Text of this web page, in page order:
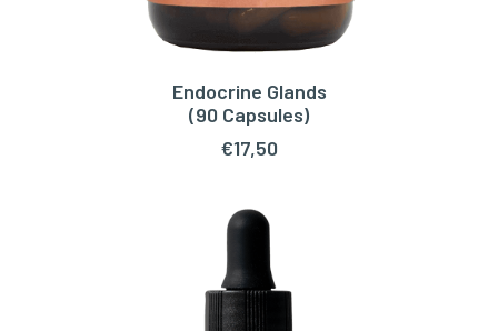
Endocrine Glands
(90 Capsules)
€17,50